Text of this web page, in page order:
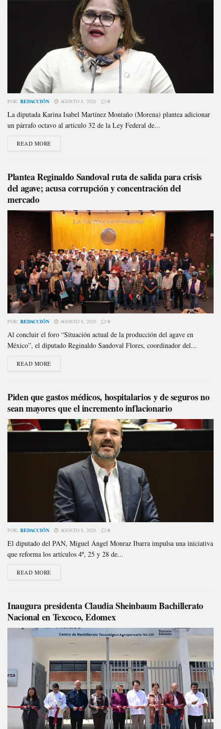
POR: REDACCIÓN AGOSTO 8, 2026 0
La diputada Karina Isabel Martínez Montaño (Morena) plantea adicionar
un párrafo octavo al artículo 32 de la Ley Federal de...
READ MORE
Plantea Reginaldo Sandoval ruta de salida para crisis
del agave; acusa corrupción y concentración del
mercado
POR: REDACCIÓN AGOSTO 8, 2026 0
Al concluir el foro “Situación actual de la producción del agave en
México”, el diputado Reginaldo Sandoval Flores, coordinador del...
READ MORE
Piden que gastos médicos, hospitalarios y de seguros no
sean mayores que el incremento inflacionario
POR: REDACCIÓN AGOSTO 8, 2026 0
El diputado del PAN, Miguel Ángel Monraz Ibarra impulsa una iniciativa
que reforma los artículos 4º, 25 y 28 de...
READ MORE
Inaugura presidenta Claudia Sheinbaum Bachillerato
Nacional en Texcoco, Edomex